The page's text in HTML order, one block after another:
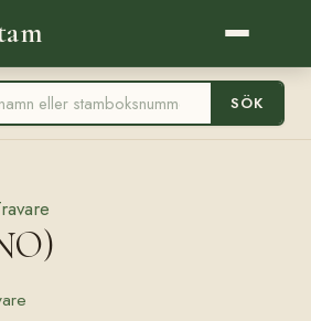
SÖK